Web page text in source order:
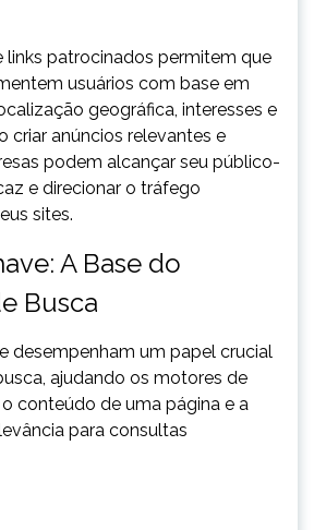
links patrocinados permitem que
usuários com base em
geográfica, interesses e
criar anúncios relevantes e
podem alcançar seu público-
e direcionar o tráfego
sites.
A Base do
Busca
desempenham um papel crucial
ajudando os motores de
conteúdo de uma página e a
para consultas